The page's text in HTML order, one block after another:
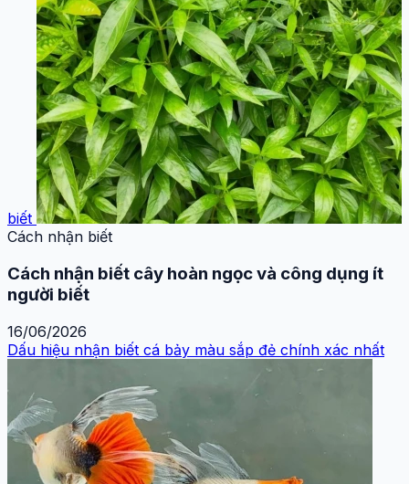
biết
Cách nhận biết
Cách nhận biết cây hoàn ngọc và công dụng ít
người biết
16/06/2026
Dấu hiệu nhận biết cá bảy màu sắp đẻ chính xác nhất